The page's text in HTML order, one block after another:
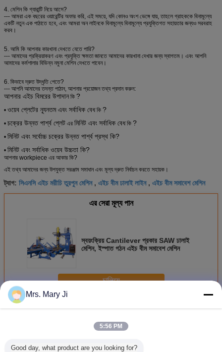
4. মেশিন কি গ্যারান্টি নিয়ে আসে?
--- আমরা এক বছরের ওয়ারেন্টির অফার করি, এই সময়ে, যদি কোনও অংশ ভেঙ্গে যায়, তাহলে গ্রাহককে বিনামূল্যে
একটি নতুন এক পাঠাতে হবে, এবং আমরা অন লাইনকে বিনামূল্যে বিনামূল্যে প্রযুক্তিগত সহায়তার জন্যও সরবরাহ
করব।
5. আমি কি আপনার কারখানা দেখতে যেতে পারি?
--- আমাদের প্রক্রিয়াকরণ এবং প্রযুক্তি ক্ষমতা জানতে আমাদের কারখানা দেখার জন্য স্বাগতম। এবং আপনি
আমাদের কর্মশালার বিভিন্ন নমুনা মেশিন দেখতে পাবেন।
6. কিভাবে দ্রুত উদ্ধৃতি পেতে?
--- আপনি আমাদের তদন্ত পাঠান, আপনার প্রয়োজন তথ্য প্রদান করুন:
আপনার এইচ বিমরের উপাদান কি ?
• ওয়েব প্লেটের ন্যূনতম এবং সর্বাধিক বেধকি ?
• চক্রের উন্নত পার্শ্ব প্লেট এর মিনিট এবং সর্বাধিক বেধকি ?
• মিনিট এবং সর্বোচ্চ চক্রের উন্নত পার্শ্ব প্রস্থ কি?
• মিনিট এবং সর্বাধিক ওয়েব উচ্চতা কি?
আপনার workpiece এর আকার কি?
এই তথ্য আমাদের জন্য উপযুক্ত সরঞ্জাম সমাধান এবং মূল্য দ্রুত নির্বাচন করতে সহায়ক।
ট্যাগ: সিএনসি এইচ মরীচি তুরপুন মেশিন, এইচ বীম ঢালাই লাইন, এইচ বীম সমাবেশ মেশিন
এর সেরা মূল্য পান
স্বয়ংক্রিয় Cantilever প্রকার SAW ঢালাই
মেশিন, ইস্পাত গঠন এইচ বীম সমাবেশ মেশিন
চালিয়ে
অধিকএইচ বীমের উত্পাদনের লাইন
Mrs. Mary Ji
5:56 PM
Good day, what product are you looking for?